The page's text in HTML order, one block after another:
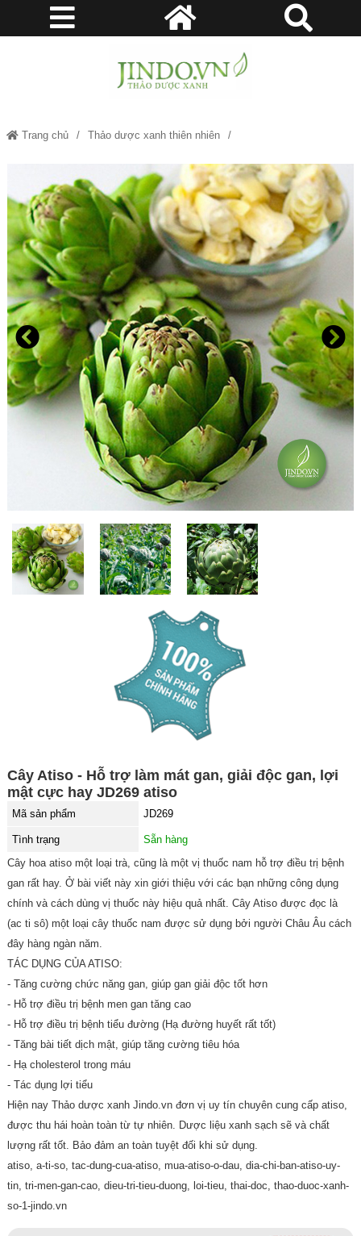
Trang chủ Thảo dược xanh thiên nhiên
Cây Atiso - Hỗ trợ làm mát gan, giải độc gan, lợi mật cực hay JD269
atiso
Cây Atiso - Hỗ trợ làm mát gan, giải độc gan, lợi
mật cực hay JD269 atiso
Mã sản phẩm JD269
Tình trạng
Sẵn hàng
Cây hoa atiso một loại trà, cũng là một vị thuốc nam hỗ trợ điều trị bệnh
gan rất hay. Ở bài viết này xin giới thiệu với các bạn những công dụng
chính và cách dùng vị thuốc này hiệu quả nhất. Cây Atiso được đọc là
(ac ti sô) một loại cây thuốc nam được sử dụng bởi người Châu Âu cách
đây hàng ngàn năm.
TÁC DỤNG CỦA ATISO:
- Tăng cường chức năng gan, giúp gan giải độc tốt hơn
- Hỗ trợ điều trị bệnh men gan tăng cao
- Hỗ trợ điều trị bệnh tiểu đường (Hạ đường huyết rất tốt)
- Tăng bài tiết dịch mật, giúp tăng cường tiêu hóa
- Hạ cholesterol trong máu
- Tác dụng lợi tiểu
Hiện nay Thảo dược xanh Jindo.vn đơn vị uy tín chuyên cung cấp atiso,
được thu hái hoàn toàn từ tự nhiên. Dược liệu xanh sạch sẽ và chất
lượng rất tốt. Bảo đảm an toàn tuyệt đối khi sử dụng.
atiso, a-ti-so, tac-dung-cua-atiso, mua-atiso-o-dau, dia-chi-ban-atiso-uy-
tin, tri-men-gan-cao, dieu-tri-tieu-duong, loi-tieu, thai-doc, thao-duoc-xanh-
so-1-jindo.vn